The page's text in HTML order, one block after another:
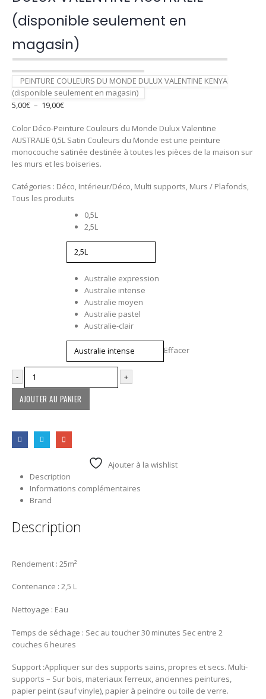
(disponible seulement en
magasin)
PEINTURE COULEURS DU MONDE DULUX VALENTINE KENYA
(disponible seulement en magasin)
5,00€ – 19,00€Plage
prix :
5,00€
à
19,00€
Color Déco-Peinture Couleurs du Monde Dulux Valentine
AUSTRALIE 0,5L Satin Couleurs du Monde est une peinture
monocouche satinée destinée à toutes les pièces de la maison sur
les murs et les boiseries.
Catégories : Déco, Intérieur/Déco, Multi supports, Murs / Plafonds,
Tous les produits
0,5L
2,5L
Australie expression
Australie intense
Australie moyen
Australie pastel
Australie-clair
Effacer
- +
AJOUTER AU PANIER
Ajouter à la wishlist
Description
Informations complémentaires
Brand
Description
Rendement : 25m²
Contenance : 2,5 L
Nettoyage : Eau
Temps de séchage : Sec au toucher 30 minutes Sec entre 2
couches 6 heures
Support :Appliquer sur des supports sains, propres et secs. Multi-
supports – Sur bois, materiaux ferreux, anciennes peintures,
papier peint (sauf vinyle), papier à peindre ou toile de verre.